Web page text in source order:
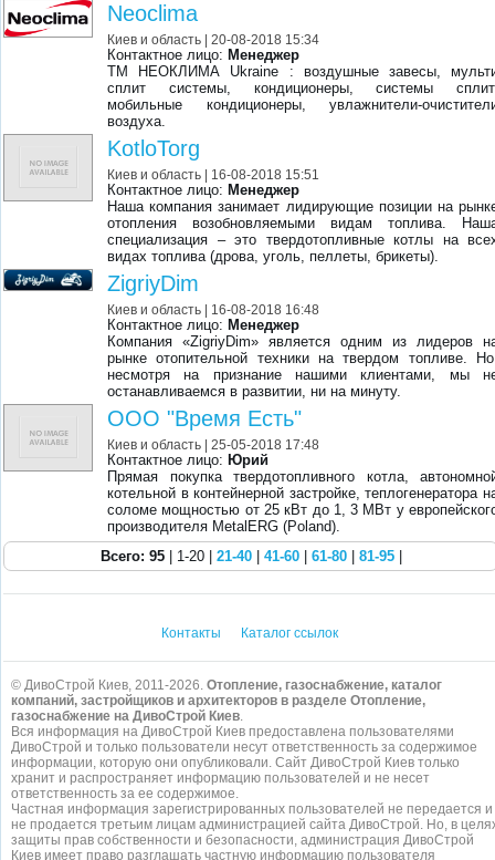
Neoclima
Киев и область | 20-08-2018 15:34
Контактное лицо: Менеджер
TM НЕОКЛИМА Ukraine : воздушные завесы,
сплит системы, кондиционеры, системы
мобильные кондиционеры, увлажнители-
воздуха.
KotloTorg
Киев и область | 16-08-2018 15:51
Контактное лицо: Менеджер
Наша компания занимает лидирующие позиции на
отопления возобновляемыми видам топлива.
специализация – это твердотопливные котлы на
видах топлива (дрова, уголь, пеллеты, брикеты).
ZigriyDim
Киев и область | 16-08-2018 16:48
Контактное лицо: Менеджер
Компания «ZigriyDim» является одним из лидеров
рынке отопительной техники на твердом топливе.
несмотря на признание нашими клиентами, мы
останавливаемся в развитии, ни на минуту.
ООО "Время Есть"
Киев и область | 25-05-2018 17:48
Контактное лицо: Юрий
Прямая покупка твердотопливного котла,
котельной в контейнерной застройке, теплогенератора
соломе мощностью от 25 кВт до 1, 3 МВт у
производителя MetalERG (Poland).
Всего: 95| 1-20 | 21-40| 41-60| 61-80| 81-95|
Контакты Каталог ссылок
© ДивоСтрой Киев, 2011-2026. Отопление, газоснабжение, каталог
компаний, застройщиков и архитекторов в разделе Отопление,
газоснабжение на ДивоСтрой Киев.
Вся информация на ДивоСтрой Киев предоставлена пользователями
ДивоСтрой и только пользователи несут ответственность за содержимое
информации, которую они опубликовали. Сайт ДивоСтрой Киев только
хранит и распространяет информацию пользователей и не несет
ответственность за ее содержимое.
Частная информация зарегистрированных пользователей не передается и
не продается третьим лицам администрацией сайта ДивоСтрой. Но, в
защиты прав собственности и безопасности, администрация ДивоСтрой
Киев имеет право разглашать частную информацию пользователя